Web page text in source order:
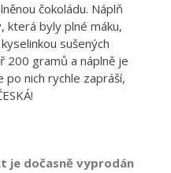
čokoládu. Náplň
která byly plné máku,
sušených
200 gramů a náplně je
po nich rychle zapráší,
je dočasně vyprodán